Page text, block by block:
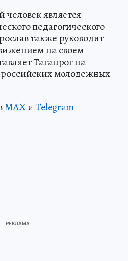
человек является
педагогического
также руководит
на своем
Таганрог на
молодежных
MAXиTelegram